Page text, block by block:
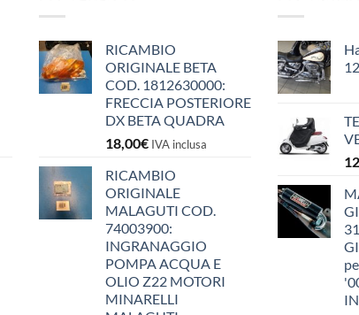
RICAMBIO
ORIGINALE BETA
COD. 1812630000:
FRECCIA POSTERIORE
DX BETA QUADRA
18,00€ IVA inclusa
RICAMBIO
ORIGINALE
MALAGUTI COD.
74003900:
INGRANAGGIO
POMPA ACQUA E
OLIO Z22 MOTORI
MINARELLI